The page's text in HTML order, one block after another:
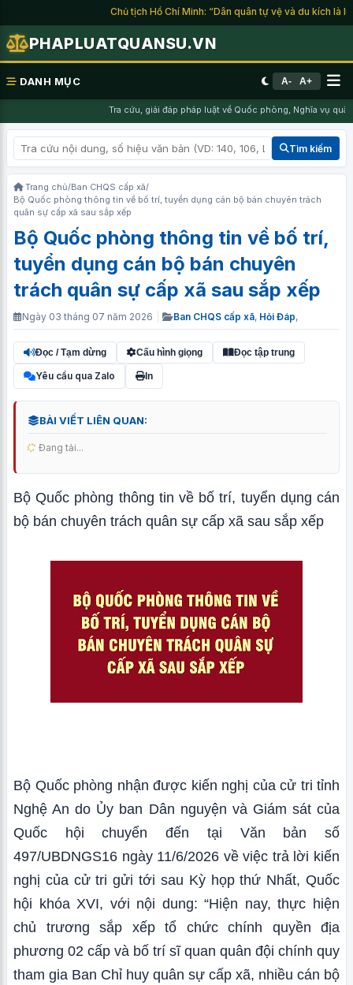
Chủ tịch Hồ Chí Minh: “Dân quân tự vệ và du kích là
PHAPLUATQUANSU.VN
DANH MỤC A- A+
Tra cứu, giải đáp pháp luật về Quốc phòng, Nghĩa vụ quân
Tìm kiếm
Trang chủ/Ban CHQS cấp xã/
Bộ Quốc phòng thông tin về bố trí, tuyển dụng cán bộ bán chuyên trách
quân sự cấp xã sau sắp xếp
Bộ Quốc phòng thông tin về bố trí,
tuyển dụng cán bộ bán chuyên
trách quân sự cấp xã sau sắp xếp
Ngày 03 tháng 07 năm 2026 Ban CHQS cấp xã, Hỏi Đáp,
Đọc / Tạm dừng Cấu hình giọng Đọc tập trung
Yêu cầu qua Zalo In
BÀI VIẾT LIÊN QUAN:
Đang tải...
Bộ Quốc phòng thông tin về bố trí, tuyển dụng cán
bộ bán chuyên trách quân sự cấp xã sau sắp xếp
Bộ Quốc phòng nhận được kiến nghị của cử tri tỉnh
Nghệ An do Ủy ban Dân nguyện và Giám sát của
Quốc hội chuyển đến tại Văn bản số
497/UBDNGS16 ngày 11/6/2026 về việc trả lời kiến
nghị của cử tri gửi tới sau Kỳ họp thứ Nhất, Quốc
hội khóa XVI, với nội dung: “Hiện nay, thực hiện
chủ trương sắp xếp tổ chức chính quyền địa
phương 02 cấp và bố trí sĩ quan quân đội chính quy
tham gia Ban Chỉ huy quân sự cấp xã, nhiều cán bộ